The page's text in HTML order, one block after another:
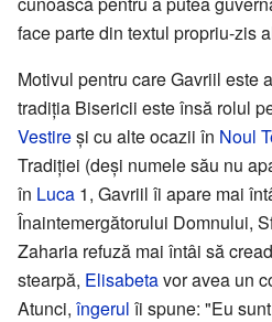
face parte din textul propriu-zis
Motivul pentru care Gavriil este
tradiția Bisericii este însă rolul
Vestireși cu alte ocazii în Noul
Tradiției (deși numele său nu
în Luca 1, Gavriil îi apare mai
Înaintemergătorului Domnului,
Zaharia refuză mai întâi să
stearpă, Elisabetavor avea un
Atunci, îngerul îi spune: "Eu